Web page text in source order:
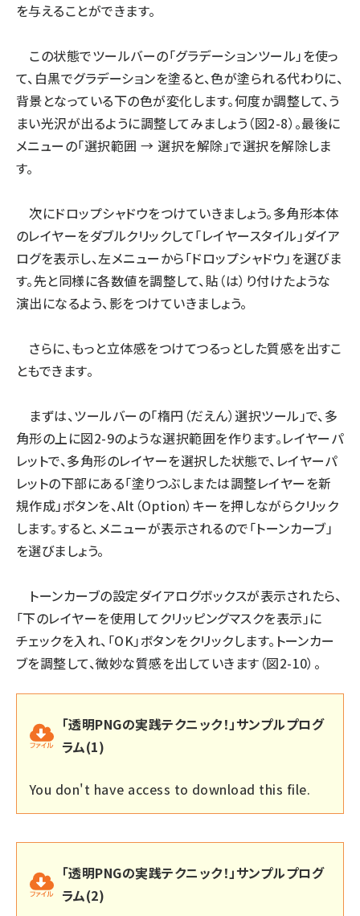
を与えることができます。
この状態でツールバーの「グラデーションツール」を使っ
て、白黒でグラデーションを塗ると、色が塗られる代わりに、
背景となっている下の色が変化します。何度か調整して、う
まい光沢が出るように調整してみましょう（図2-8）。最後に
メニューの「選択範囲 → 選択を解除」で選択を解除しま
す。
次にドロップシャドウをつけていきましょう。多角形本体
のレイヤーをダブルクリックして「レイヤースタイル」ダイア
ログを表示し、左メニューから「ドロップシャドウ」を選びま
す。先と同様に各数値を調整して、貼（は）り付けたような
演出になるよう、影をつけていきましょう。
さらに、もっと立体感をつけてつるっとした質感を出すこ
ともできます。
まずは、ツールバーの「楕円（だえん）選択ツール」で、多
角形の上に図2-9のような選択範囲を作ります。レイヤーパ
レットで、多角形のレイヤーを選択した状態で、レイヤーパ
レットの下部にある「塗りつぶしまたは調整レイヤーを新
規作成」ボタンを、Alt（Option）キーを押しながらクリック
します。すると、メニューが表示されるので「トーンカーブ」
を選びましょう。
トーンカーブの設定ダイアログボックスが表示されたら、
「下のレイヤーを使用してクリッピングマスクを表示」に
チェックを入れ、「OK」ボタンをクリックします。トーンカー
ブを調整して、微妙な質感を出していきます（図2-10）。
「透明PNGの実践テクニック！」サンプルプログ
ラム(1)
You don't have access to download this file.
「透明PNGの実践テクニック！」サンプルプログ
ラム(2)